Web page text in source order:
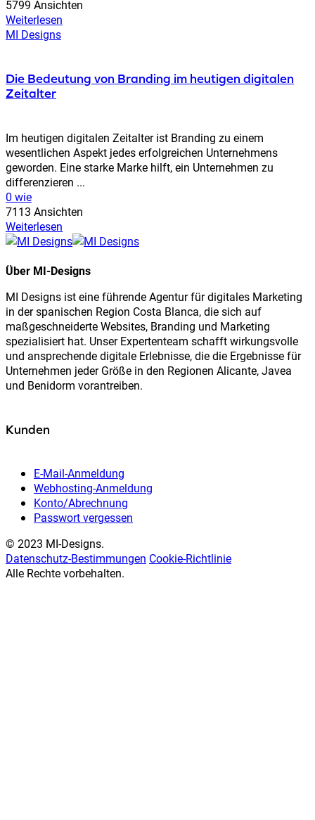
5799 Ansichten
Weiterlesen
MI Designs
Die Bedeutung von Branding im heutigen digitalen
Zeitalter
Im heutigen digitalen Zeitalter ist Branding zu einem
wesentlichen Aspekt jedes erfolgreichen Unternehmens
geworden. Eine starke Marke hilft, ein Unternehmen zu
differenzieren ...
0 wie
7113 Ansichten
Weiterlesen
Über MI-Designs
MI Designs ist eine führende Agentur für digitales Marketing
in der spanischen Region Costa Blanca, die sich auf
maßgeschneiderte Websites, Branding und Marketing
spezialisiert hat. Unser Expertenteam schafft wirkungsvolle
und ansprechende digitale Erlebnisse, die die Ergebnisse für
Unternehmen jeder Größe in den Regionen Alicante, Javea
und Benidorm vorantreiben.
Kunden
E-Mail-Anmeldung
Webhosting-Anmeldung
Konto/Abrechnung
Passwort vergessen
© 2023 MI-Designs.
Datenschutz-Bestimmungen Cookie-Richtlinie
Alle Rechte vorbehalten.